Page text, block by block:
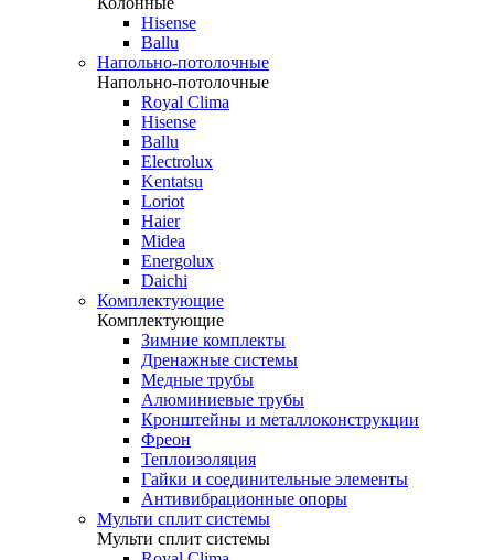
Hisense
Ballu
Напольно-потолочные
Напольно-потолочные
Royal Clima
Hisense
Ballu
Electrolux
Kentatsu
Loriot
Haier
Midea
Energolux
Daichi
Комплектующие
Комплектующие
Зимние комплекты
Дренажные системы
Медные трубы
Алюминиевые трубы
Кронштейны и металлоконструкции
Фреон
Теплоизоляция
Гайки и соединительные элементы
Антивибрационные опоры
Мульти сплит системы
Мульти сплит системы